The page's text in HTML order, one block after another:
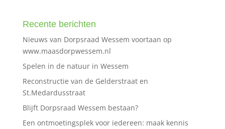
Recente berichten
Nieuws van Dorpsraad Wessem voortaan op
www.maasdorpwessem.nl
Spelen in de natuur in Wessem
Reconstructie van de Gelderstraat en
St.Medardusstraat
Blijft Dorpsraad Wessem bestaan?
Een ontmoetingsplek voor iedereen: maak kennis